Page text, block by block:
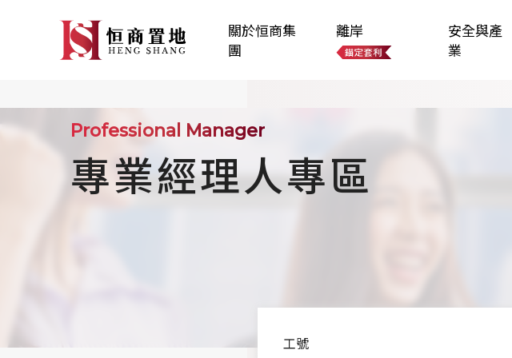
關於恒商集
團
離岸
安全與產
業
Professional Manager
專業經理人專區
工號